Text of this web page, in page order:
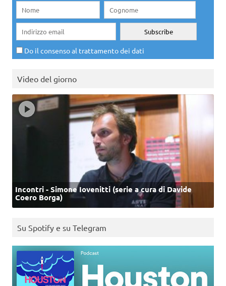
Do il consenso al trattamento dei dati
Video del giorno
Incontri - Simone Iovenitti (serie a cura di Davide
Coero Borga)
Su Spotify e su Telegram